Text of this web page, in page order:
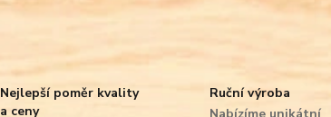
Nejlepší poměr kvality
a ceny
Ruční výroba